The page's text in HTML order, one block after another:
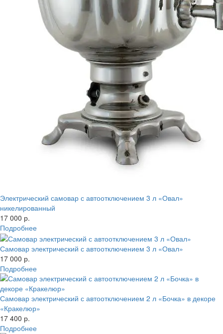
Электрический самовар с автоотключением 3 л «Овал»
никелированный
17 000 р.
Подробнее
Самовар электрический с автоотключением 3 л «Овал»
17 000 р.
Подробнее
Самовар электрический с автоотключением 2 л «Бочка» в декоре
«Кракелюр»
17 400 р.
Подробнее